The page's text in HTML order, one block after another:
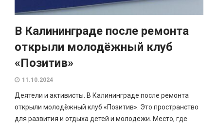
В Калининграде после ремонта
открыли молодёжный клуб
«Позитив»
11.10.2024
Деятели и активисты. В Калининграде после ремонта
открыли молодёжный клуб «Позитив». Это пространство
для развития и отдыха детей и молодёжи. Место, где